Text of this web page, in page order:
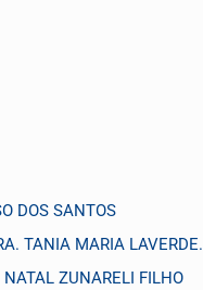
DOS SANTOS
TANIA MARIA LAVERDE.
ZUNARELI FILHO